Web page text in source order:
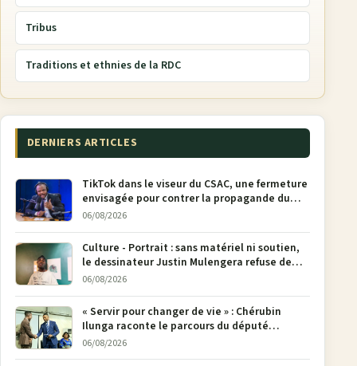
Tribus
Traditions et ethnies de la RDC
DERNIERS ARTICLES
TikTok dans le viseur du CSAC, une fermeture
envisagée pour contrer la propagande du
M23
06/08/2026
Culture - Portrait : sans matériel ni soutien,
le dessinateur Justin Mulengera refuse de
poser son crayon
06/08/2026
« Servir pour changer de vie » : Chérubin
Ilunga raconte le parcours du député
national Jethro Muyombi Tshimbu en 137
06/08/2026